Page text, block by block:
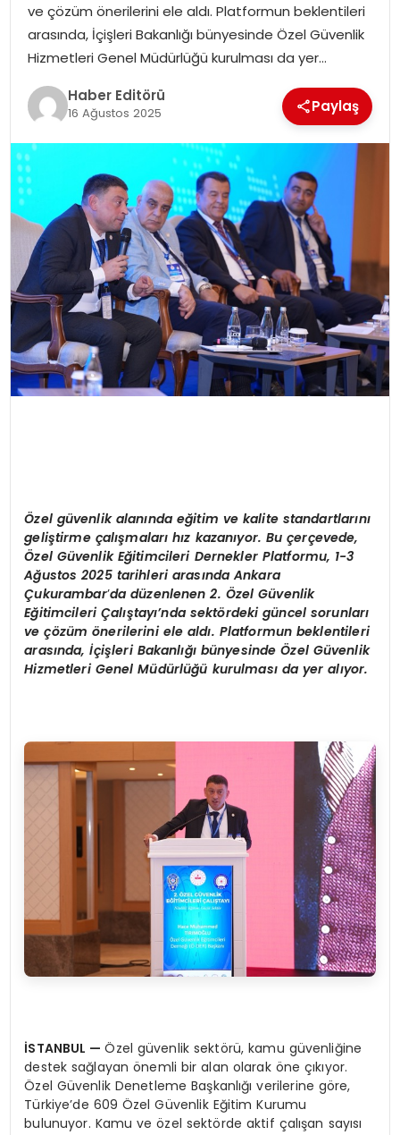
YAŞAM
ve çözüm önerilerini ele aldı. Platformun beklentileri
arasında, İçişleri Bakanlığı bünyesinde Özel Güvenlik
Hizmetleri Genel Müdürlüğü kurulması da yer…
Haber Editörü
16 Ağustos 2025 Paylaş
Özel güvenlik alanında eğitim ve kalite standartlarını
geliştirme çalışmaları hız kazanıyor. Bu çerçevede,
Özel Güvenlik Eğitimcileri Dernekler Platformu, 1-3
Ağustos 2025 tarihleri arasında Ankara
Çukurambar’da düzenlenen 2. Özel Güvenlik
Eğitimcileri Çalıştayı’nda sektördeki güncel sorunları
veçözümönerilerini ele aldı. Platformun beklentileri
arasında, İçişleri Bakanlığı bünyesinde Özel Güvenlik
Hizmetleri Genel Müdürlüğü kurulması da yer alıyor.
İSTANBUL —Özel güvenlik sektörü, kamu güvenliğine
destek sağlayan önemli bir alan olarak öne çıkıyor.
Özel Güvenlik Denetleme Başkanlığı verilerine göre,
Türkiye’de 609 Özel Güvenlik Eğitim Kurumu
bulunuyor. Kamu ve özel sektörde aktif çalışan sayısı